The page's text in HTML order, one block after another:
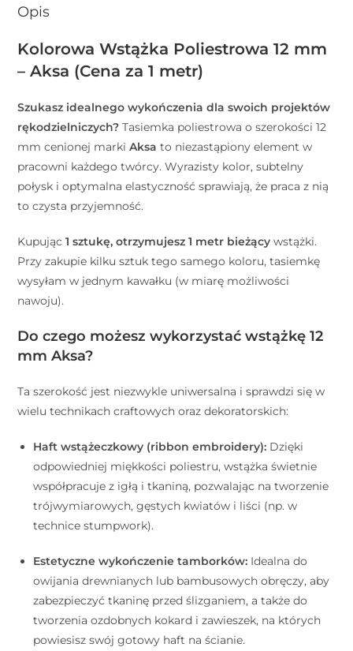
Opis
Kolorowa Wstążka Poliestrowa 12 mm
– Aksa (Cena za 1 metr)
Szukasz idealnego wykończenia dla swoich projektów
rękodzielniczych? Tasiemka poliestrowa o szerokości 12
mm cenionej markiAksa to niezastąpiony element w
pracowni każdego twórcy. Wyrazisty kolor, subtelny
połysk i optymalna elastyczność sprawiają, że praca z nią
to czysta przyjemność.
Kupując1 sztukę, otrzymujesz 1 metr bieżący wstążki.
Przy zakupie kilku sztuk tego samego koloru, tasiemkę
wysyłam w jednym kawałku (w miarę możliwości
nawoju).
Do czego możesz wykorzystać wstążkę 12
mm Aksa?
Ta szerokość jest niezwykle uniwersalna i sprawdzi się w
wielu technikach craftowych oraz dekoratorskich:
Haft wstążeczkowy (ribbon embroidery): Dzięki
odpowiedniej miękkości poliestru, wstążka świetnie
współpracuje z igłą i tkaniną, pozwalając na tworzenie
trójwymiarowych, gęstych kwiatów i liści (np. w
technice stumpwork).
Estetyczne wykończenie tamborków: Idealna do
owijania drewnianych lub bambusowych obręczy, aby
zabezpieczyć tkaninę przed ślizganiem, a także do
tworzenia ozdobnych kokard i zawieszek, na których
powiesisz swój gotowy haft na ścianie.